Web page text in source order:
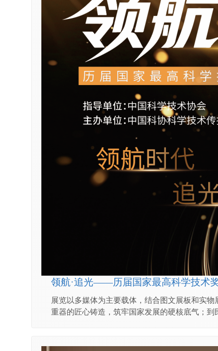
领航·追光——历届国家最高科学技术
展览以多媒体为主要载体，结合图文展板和实
重器的匠心铸造，筑牢国家发展的硬核底气；